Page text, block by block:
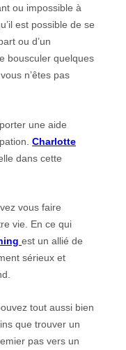
ou impossible à
est possible de se
ou d’un
bousculer quelques
n’êtes pas
une aide
Charlotte
dans cette
vous faire
vie. En ce qui
est un allié de
sérieux et
tout aussi bien
que trouver un
pas vers un